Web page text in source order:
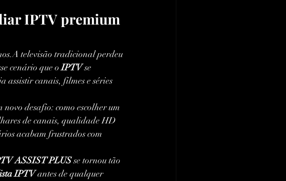
IPTV premium
televisão tradicional perdeu
cenário que o IPTV se
assistir canais, filmes e séries
novo desafio: como escolher um
de canais, qualidade HD
acabam frustrados com
ASSIST PLUS se tornou tão
IPTV antes de qualquer